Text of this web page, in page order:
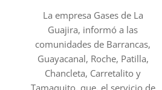
La empresa Gases de La
Guajira, informó a las
comunidades de Barrancas,
Guayacanal, Roche, Patilla,
Chancleta, Carretalito y